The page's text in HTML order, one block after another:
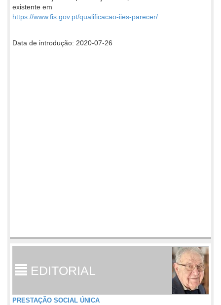
existente em
https://www.fis.gov.pt/qualificacao-iies-parecer/
Data de introdução: 2020-07-26
EDITORIAL
PRESTAÇÃO SOCIAL ÚNICA